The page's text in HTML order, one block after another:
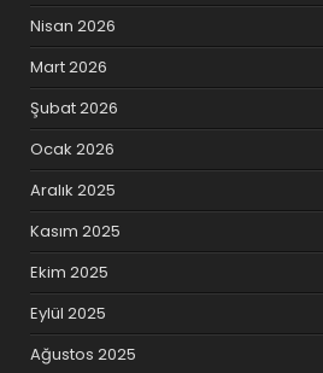
Nisan 2026
Mart 2026
Şubat 2026
Ocak 2026
Aralık 2025
Kasım 2025
Ekim 2025
Eylül 2025
Ağustos 2025